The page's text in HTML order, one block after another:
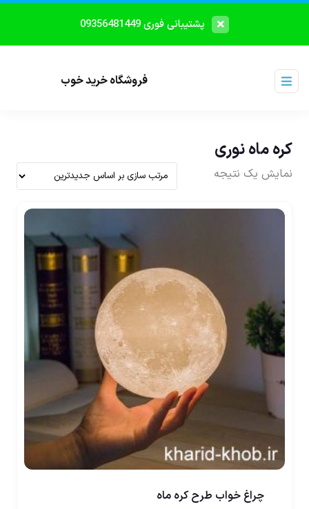
پشتیبانی فوری 09356481449
فروشگاه خرید خوب
کره ماه نوری
نمایش یک نتیجه
چراغ خواب طرح کره ماه